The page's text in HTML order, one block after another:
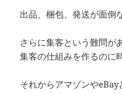
出品、梱包、発送が面倒
さらに集客という難問が
集客の仕組みを作るのに
それからアマゾンや